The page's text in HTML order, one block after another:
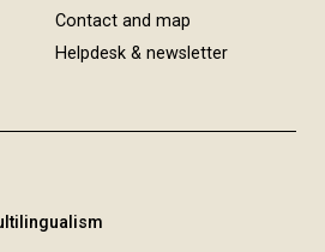
Contact and map
Helpdesk & newsletter